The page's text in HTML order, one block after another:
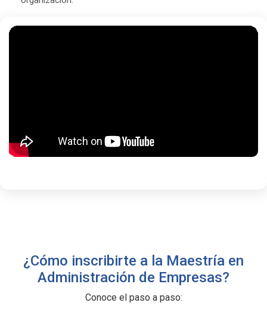
¿Cómo inscribirte a la Maestría en
Administración de Empresas?
Conoce el paso a paso: